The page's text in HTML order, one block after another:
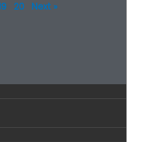
20 Next »